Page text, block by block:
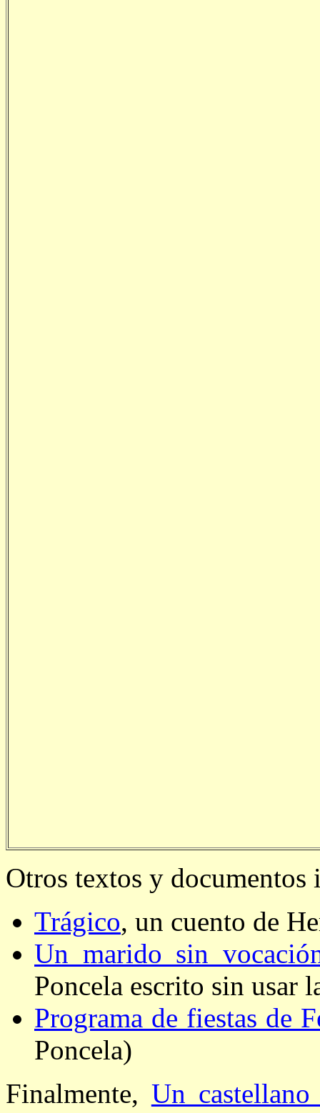
Otros textos y
Trágico, un cuento de
Un marido sin
Poncela escrito sin usar
Programa de fiestas de
Poncela)
Finalmente, Un